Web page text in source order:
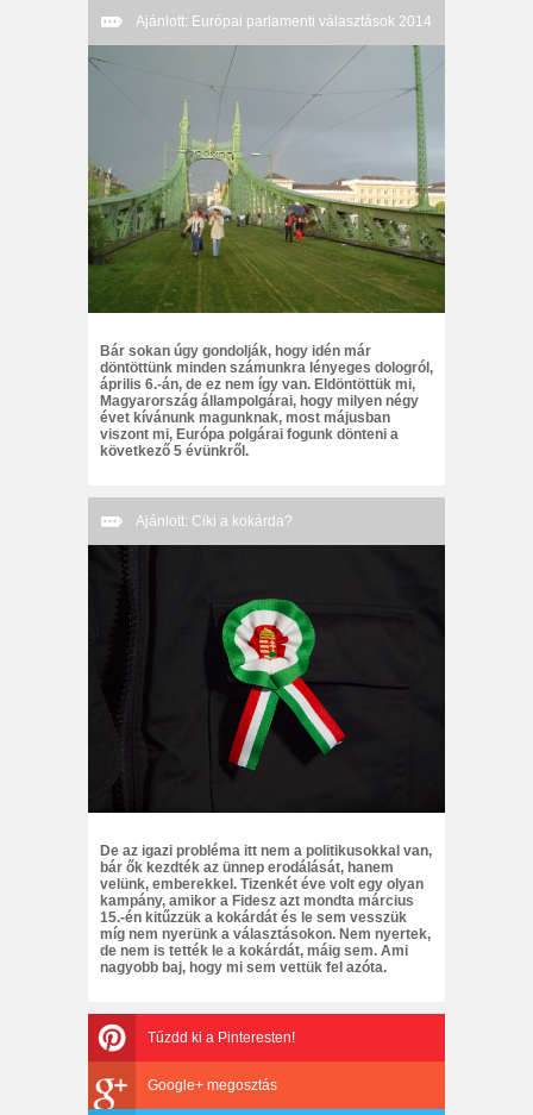
Ajánlott: Európai parlamenti választások 2014
Bár sokan úgy gondolják, hogy idén már
döntöttünk minden számunkra lényeges dologról,
április 6.-án, de ez nem így van. Eldöntöttük mi,
Magyarország állampolgárai, hogy milyen négy
évet kívánunk magunknak, most májusban
viszont mi, Európa polgárai fogunk dönteni a
következő 5 évünkről.
Ajánlott: Ciki a kokárda?
De az igazi probléma itt nem a politikusokkal van,
bár ők kezdték az ünnep erodálását, hanem
velünk, emberekkel. Tizenkét éve volt egy olyan
kampány, amikor a Fidesz azt mondta március
15.-én kitűzzük a kokárdát és le sem vesszük
míg nem nyerünk a választásokon. Nem nyertek,
de nem is tették le a kokárdát, máig sem. Ami
nagyobb baj, hogy mi sem vettük fel azóta.
Tűzdd ki a Pinteresten!
Google+ megosztás